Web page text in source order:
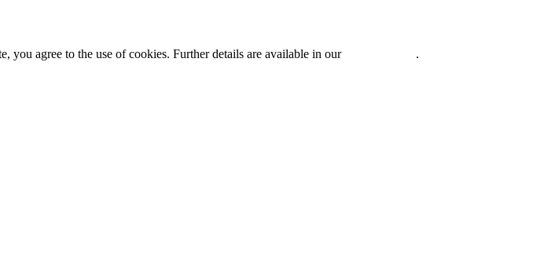
you agree to the use of cookies. Further details are available in our .